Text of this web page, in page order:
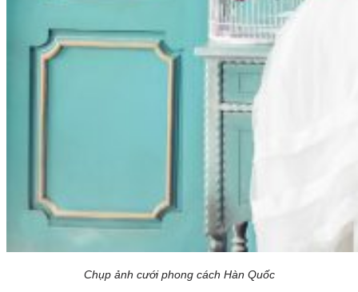
Chụp ảnh cưới phong cách Hàn Quốc